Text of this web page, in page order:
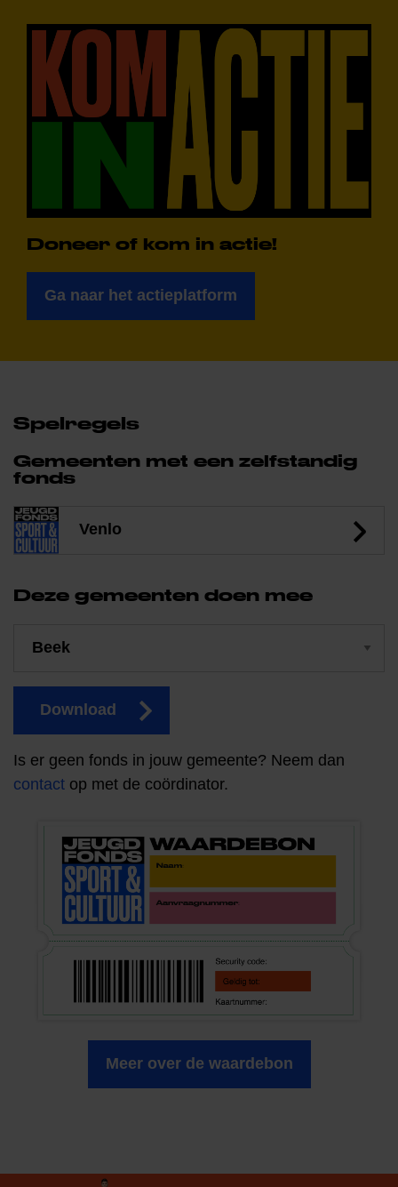
Doneer of kom in actie!
Ga naar het actieplatform
Spelregels
Gemeenten met een zelfstandig
fonds
Venlo
Deze gemeenten doen mee
Download
Is er geen fonds in jouw gemeente? Neem dan
contact op met de coördinator.
Meer over de waardebon